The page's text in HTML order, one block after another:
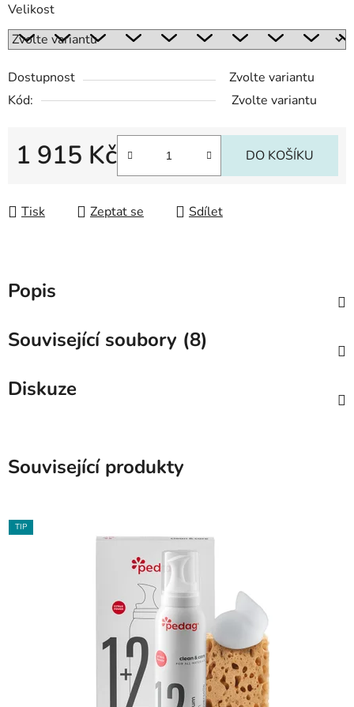
Velikost
Dostupnost
Zvolte variantu
Kód:
Zvolte variantu
1 915 Kč DO KOŠÍKU
Tisk Zeptat se Sdílet
Popis
Související soubory (8)
Diskuze
Související produkty
TIP